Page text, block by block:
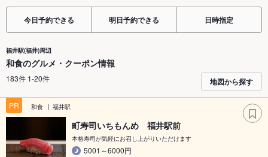
今日予約できる 明日予約できる 日時指定
福井駅(福井)周辺
和食のグルメ・クーポン情報
183件 1-20件 地図から探す
PR 和食 福井駅
町寿司いちもんめ 福井駅前
本格寿司が気軽にお召し上がりいただけます
5001～6000円